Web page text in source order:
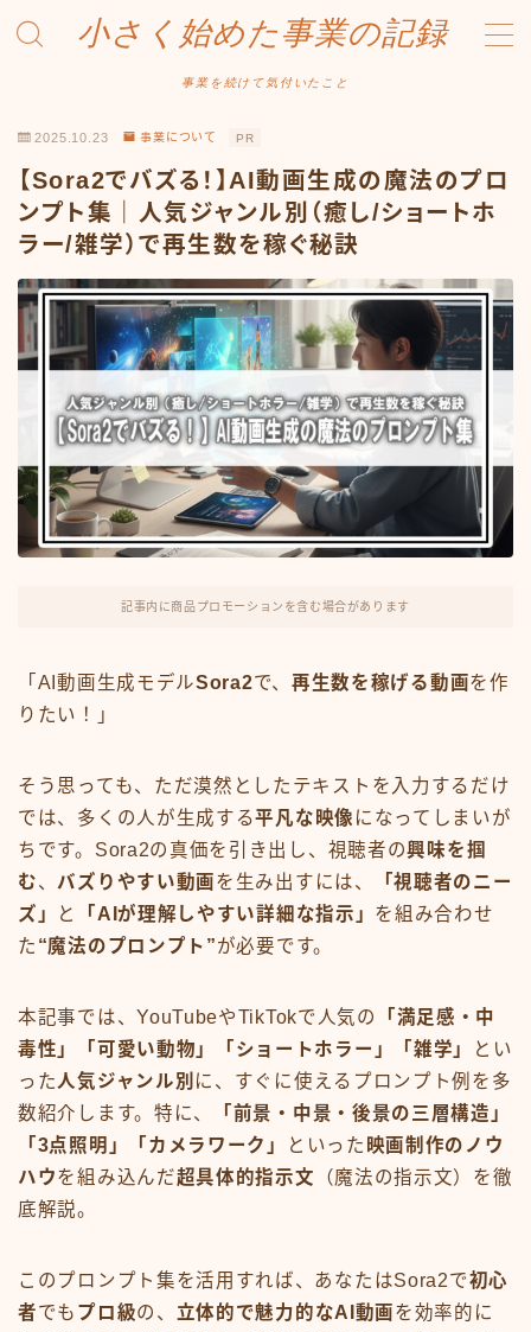
小さく始めた事業の記録
事業を続けて気付いたこと
Amazonせどり
トラブル事例
出品ノウハウ
フリマ物販
Yahoo出品
メルカリ販売
投資・株
FX・仮想通貨
リスキング・ラーニング
2025.10.23 事業について PR
【Sora2でバズる！】AI動画生成の魔法のプロ
ンプト集｜人気ジャンル別（癒し/ショートホ
ラー/雑学）で再生数を稼ぐ秘訣
記事内に商品プロモーションを含む場合があります
「AI動画生成モデルSora2で、 再生数を稼げる動画を作
りたい！」
そう思っても、ただ漠然としたテキストを入力するだけ
では、多くの人が生成する平凡な映像 になってしまいが
ちです。Sora2の真価を引き出し、視聴者の興味を掴
む、 バズりやすい動画を生み出すには、
「視聴者のニー
ズ」
と 「AIが理解しやすい詳細な指示」 を組み合わせ
た “魔法のプロンプト”が必要です。
本記事では、YouTubeやTikTokで人気の
「満足感・中
毒性」「可愛い動物」「ショートホラー」「雑学」
とい
った人気ジャンル別 に、すぐに使えるプロンプト例を多
数紹介します。特に、
「前景・中景・後景の三層構造」
「3点照明」「カメラワーク」
といった 映画制作のノウ
ハウを組み込んだ超具体的指示文 （魔法の指示文）を徹
底解説。
このプロンプト集を活用すれば、あなたはSora2で初心
者でも プロ級の、 立体的で魅力的なAI動画を効率的に